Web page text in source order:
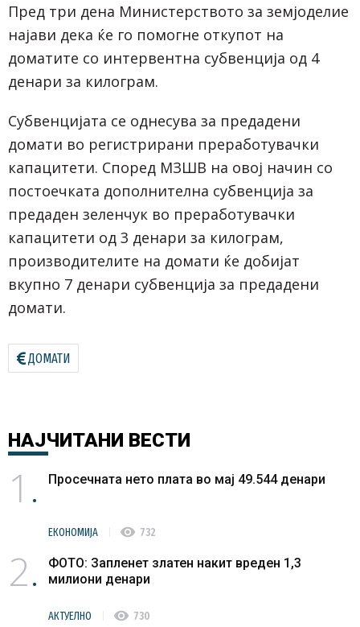
Пред три дена Министерството за земјоделие
најави дека ќе го помогне откупот на
доматите со интервентна субвенција од 4
денари за килограм.
Субвенцијата се однесува за предадени
домати во регистрирани преработувачки
капацитети. Според МЗШВ на овој начин со
постоечката дополнителна субвенција за
предаден зеленчук во преработувачки
капацитети од 3 денари за килограм,
производителите на домати ќе добијат
вкупно 7 денари субвенција за предадени
домати.
ДОМАТИ
НАЈЧИТАНИ ВЕСТИ
1 Просечната нето плата во мај 49.544 денари
ЕКОНОМИЈА visibility 732
2
ФОТО: Запленет златен накит вреден 1,3
милиони денари
АКТУЕЛНО visibility 730